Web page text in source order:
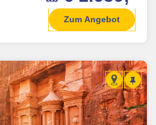
Zum Angebot